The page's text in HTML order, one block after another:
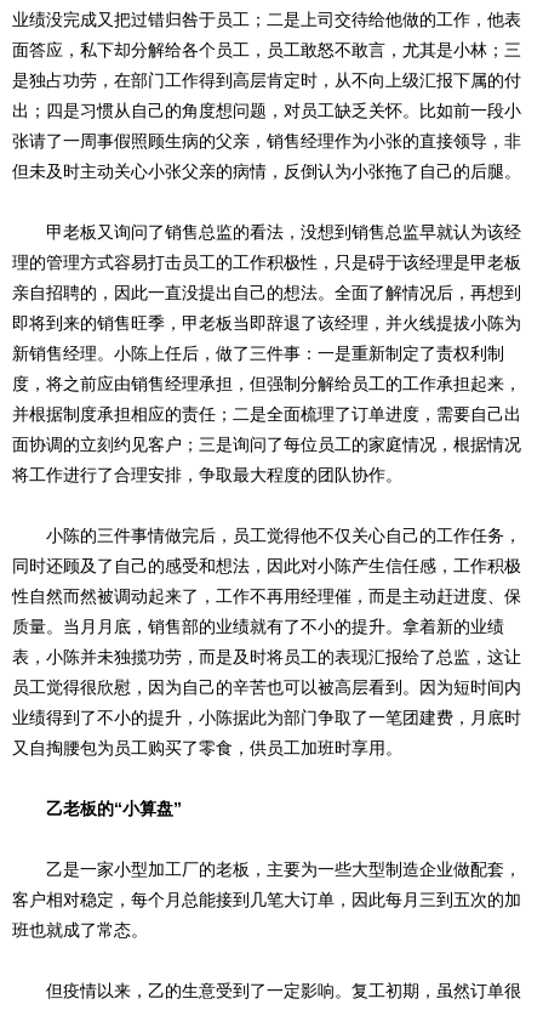
业绩没完成又把过错归咎于员工；二是上司交待给他做的工作，他表
面答应，私下却分解给各个员工，员工敢怒不敢言，尤其是小林；三
是独占功劳，在部门工作得到高层肯定时，从不向上级汇报下属的付
出；四是习惯从自己的角度想问题，对员工缺乏关怀。比如前一段小
张请了一周事假照顾生病的父亲，销售经理作为小张的直接领导，非
但未及时主动关心小张父亲的病情，反倒认为小张拖了自己的后腿。
甲老板又询问了销售总监的看法，没想到销售总监早就认为该经
理的管理方式容易打击员工的工作积极性，只是碍于该经理是甲老板
亲自招聘的，因此一直没提出自己的想法。全面了解情况后，再想到
即将到来的销售旺季，甲老板当即辞退了该经理，并火线提拔小陈为
新销售经理。小陈上任后，做了三件事：一是重新制定了责权利制
度，将之前应由销售经理承担，但强制分解给员工的工作承担起来，
并根据制度承担相应的责任；二是全面梳理了订单进度，需要自己出
面协调的立刻约见客户；三是询问了每位员工的家庭情况，根据情况
将工作进行了合理安排，争取最大程度的团队协作。
小陈的三件事情做完后，员工觉得他不仅关心自己的工作任务，
同时还顾及了自己的感受和想法，因此对小陈产生信任感，工作积极
性自然而然被调动起来了，工作不再用经理催，而是主动赶进度、保
质量。当月月底，销售部的业绩就有了不小的提升。拿着新的业绩
表，小陈并未独揽功劳，而是及时将员工的表现汇报给了总监，这让
员工觉得很欣慰，因为自己的辛苦也可以被高层看到。因为短时间内
业绩得到了不小的提升，小陈据此为部门争取了一笔团建费，月底时
又自掏腰包为员工购买了零食，供员工加班时享用。
乙老板的“小算盘”
乙是一家小型加工厂的老板，主要为一些大型制造企业做配套，
客户相对稳定，每个月总能接到几笔大订单，因此每月三到五次的加
班也就成了常态。
但疫情以来，乙的生意受到了一定影响。复工初期，虽然订单很